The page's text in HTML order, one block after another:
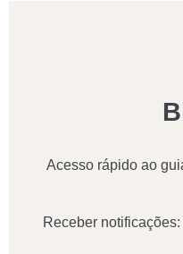
Acesso rápido ao
Receber